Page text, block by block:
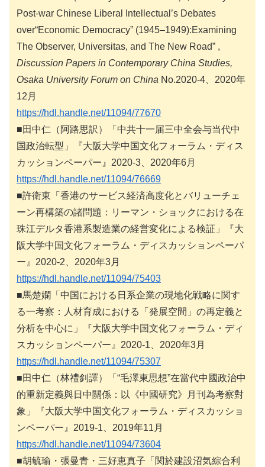
Post-war Chinese Liberal Intellectual’s Debates
over“Economic Democracy” (1945–1949):Examining
The Observer, Universitas, and The New Road” ,
Discussion Papers in Contemporary China Studies,
Osaka University Forum on China No.2020-4、2020年
12月
https://hdl.handle.net/11094/77670
■田中仁（阿路思訳）「中共十一届三中全会与当代中
国政治転型」『大阪大学中国文化フォーラム・ディス
カッションペーパー』2020-3、2020年6月
https://hdl.handle.net/11094/76669
■許衛東「香港のサービス経済高度化とバリューチェ
ーン再構築の諸問題：リーマン・ショックにおける在
珠江デルタ香港系製造業の経営変化による検証」『大
阪大学中国文化フォーラム・ディスカッションペーパ
ー』2020-2、2020年3月
https://hdl.handle.net/11094/75403
■馬楚嫻「中国における日系企業の現地化戦略に関す
る一考察：人材育成における「発展空間」の再定義と
分析を中心に」『大阪大学中国文化フォーラム・ディ
スカッションペーパー』2020-1、2020年3月
https://hdl.handle.net/11094/75307
■田中仁（林禮釗譯）「“毛澤東思想”在當代中國政治中
的重新定義與日中關係：以《中國研究》月刊為考察對
象」『大阪大学中国文化フォーラム・ディスカッショ
ンペーパー』2019-1、2019年11月
https://hdl.handle.net/11094/73604
■胡毓瑜・張曼青・三好恵真子「関於建設沼気綜合利